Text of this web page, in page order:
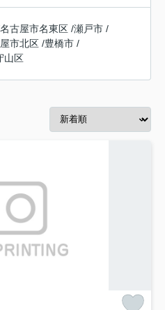
名古屋市名東区 /瀬戸市 /
市北区 /豊橋市 /
山区